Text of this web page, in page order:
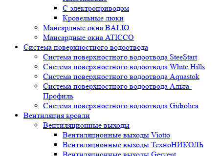
С электроприводом
Кровельные люки
Мансардные окна BALIO
Мансардные окна ATICCO
Система поверхностного водоотвода
Система поверхностного водоотвода SteeStart
Система поверхностного водоотвода White Hills
Система поверхностного водоотвода Aquastok
Система поверхностного водоотвода Альта-
Профиль
Система поверхностного водоотвода Gidrolica
Вентиляция кровли
Вентиляционные выходы
Вентиляционные выходы Viotto
Вентиляционные выходы ТехноНИКОЛЬ